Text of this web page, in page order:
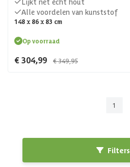
Alle voordelen van kunststof
148 x 86 x 83 cm
Op voorraad
€ 304,99 € 349,95
1
Filters